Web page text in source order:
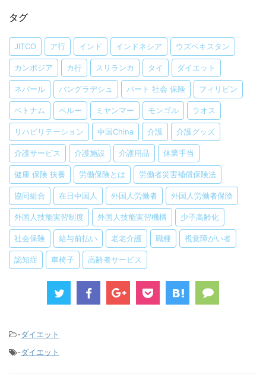
タグ
JITCO ア行 インド インドネシア ウズベキスタン
カンボジア カ行 スリランカ タイ ダイエット
ネパール バングラデシュ パート 社会 保険 フィリピン
ベトナム ペルー ミヤンマー モンゴル ラオス
リハビリテーション 中国China 介護 介護グッズ
介護サービス 介護施設 介護用品 休業手当
健康 保険 扶養 労働保険とは 労働者災害補償保険法
協同組合 在日中国人 外国人労働者 外国人労働者保険
外国人技能実習制度 外国人技能実習機構 少子高齢化
社会保険 給与前払い 老老介護 職種 視覚障がい者
認知症 車椅子 高齢者サービス
-ダイエット
-ダイエット